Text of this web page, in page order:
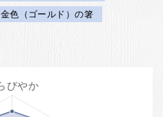
金色（ゴールド）の箸